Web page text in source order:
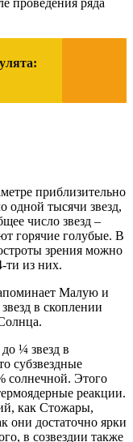
проведения ряда
приблизительно
одной тысячи звезд,
число звезд –
горячие голубые. В
зрения можно
ти из них.
Малую и
в скоплении
¼ звезд в
субзвездные
солнечной. Этого
реакции.
как Стожары,
они достаточно ярки
в созвездии также